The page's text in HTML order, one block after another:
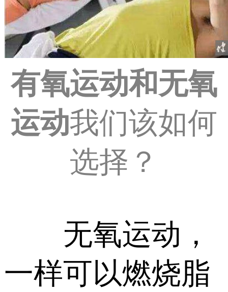
有氧运动和无氧
运动我们该如何
选择？
无氧运动，
一样可以燃烧脂